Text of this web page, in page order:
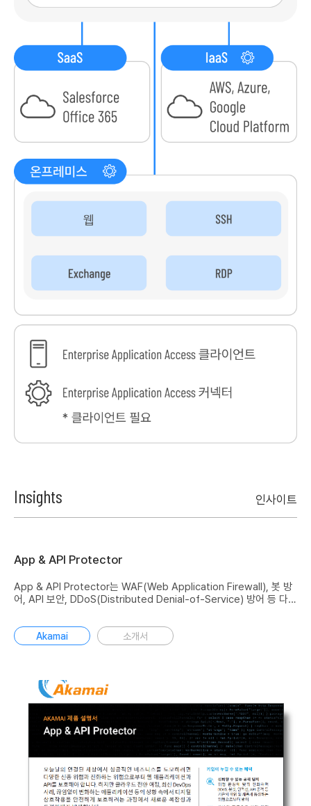
Insights 인사이트
Akamai - API Security 제품 설명서
Akamai 플랫폼은 보안 전문가에게 전체 API 자산의 행동에 대한 가시
성을 제공합니다. API Security는 파트너, 공급업체, 사용자에게 API
을 파악하고, 행동을 분석하며, 내부에 숨어 있는 위협을 차단합니다.
Akamai 소개서